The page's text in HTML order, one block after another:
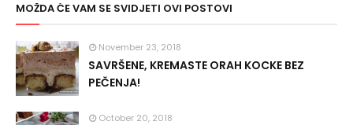
MOŽDA ĆE VAM SE SVIDJETI OVI POSTOVI
November 23, 2018
SAVRŠENE, KREMASTE ORAH KOCKE BEZ
PEČENJA!
October 20, 2018